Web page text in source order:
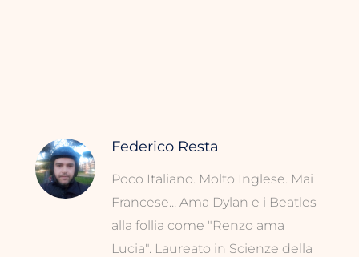
Federico Resta
Poco Italiano. Molto Inglese. Mai
Francese... Ama Dylan e i Beatles
alla follia come "Renzo ama
Lucia". Laureato in Scienze della